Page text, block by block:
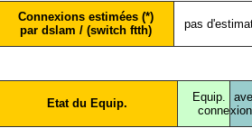
Connexions estimées (*)
par dslam / (switch ftth)
pas
Etat du Equip.
Equip.
conne